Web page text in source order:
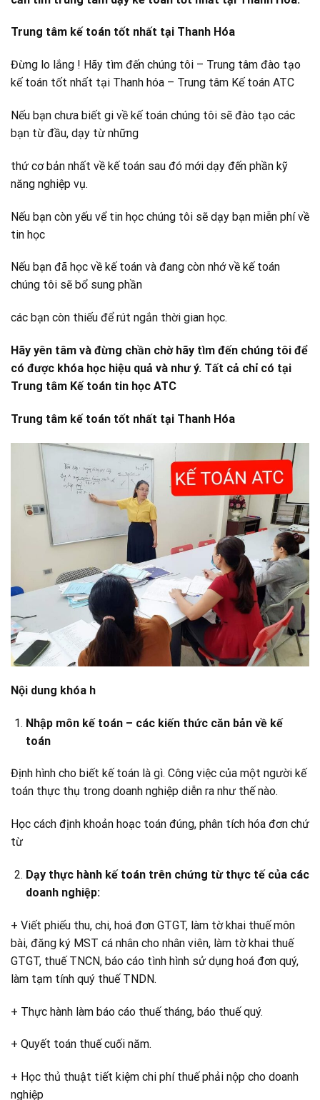
Trung tâm kế toán tốt nhất tại Thanh Hóa
Đừng lo lắng ! Hãy tìm đến chúng tôi – Trung tâm đào tạo
kế toán tốt nhất tại Thanh hóa – Trung tâm Kế toán ATC
Nếu bạn chưa biết gi về kế toán chúng tôi sẽ đào tạo các
bạn từ đầu, dạy từ những
thứ cơ bản nhất về kế toán sau đó mới dạy đến phần kỹ
năng nghiệp vụ.
Nếu bạn còn yếu vể tin học chúng tôi sẽ dạy bạn miễn phí về
tin học
Nếu bạn đã học về kế toán và đang còn nhớ về kế toán
chúng tôi sẽ bổ sung phần
các bạn còn thiếu để rút ngắn thời gian học.
Hãy yên tâm và đừng chần chờ hãy tìm đến chúng tôi để
có được khóa học hiệu quả và như ý. Tất cả chỉ có tại
Trung tâm Kế toán tin học ATC
Trung tâm kế toán tốt nhất tại Thanh Hóa
Nội dung khóa h
Nhập môn kế toán– các kiến thức căn bản về kế
toán
Định hình cho biết kế toán là gì. Công việc của một người kế
toán thực thụ trong doanh nghiệp diễn ra như thế nào.
Học cách định khoản hoạc toán đúng, phân tích hóa đơn chứ
từ
Dạy thực hành kế toán trên chứng từ thực tế của các
doanh nghiệp:
+ Viết phiếu thu, chi, hoá đơn GTGT, làm tờ khai thuế môn
bài, đăng ký MST cá nhân cho nhân viên, làm tờ khai thuế
GTGT, thuế TNCN, báo cáo tình hình sử dụng hoá đơn quý,
làm tạm tính quý thuế TNDN.
+ Thực hành làm báo cáo thuế tháng, báo thuế quý.
+ Quyết toán thuế cuối năm.
+ Học thủ thuật tiết kiệm chi phí thuế phải nộp cho doanh
nghiệp